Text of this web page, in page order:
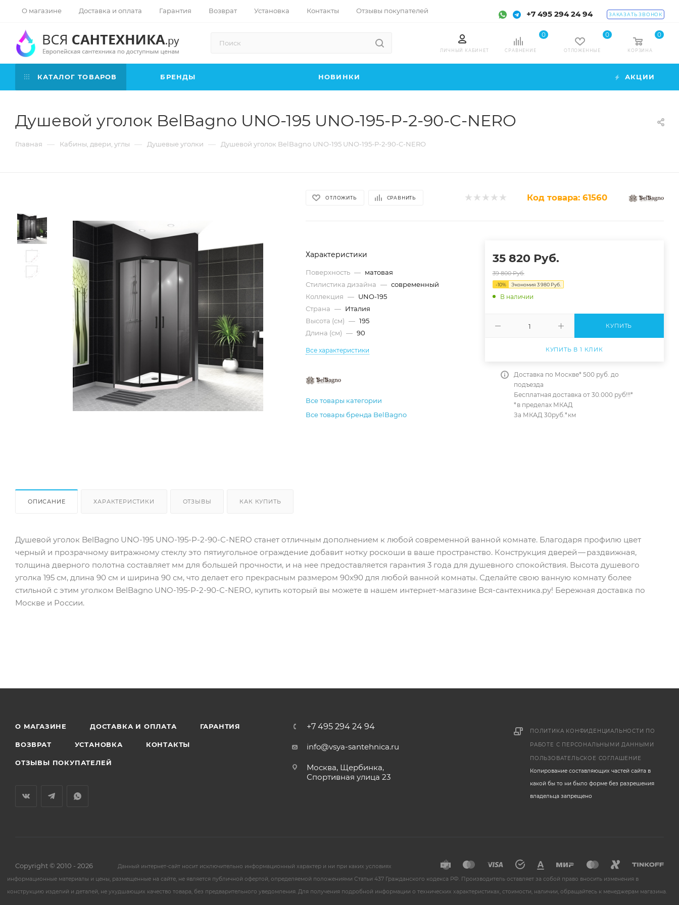
О магазине Доставка и оплата Гарантия Возврат Установка Контакты Отзывы покупателей +7 495 294 24 94 ЗАКАЗАТЬ ЗВОНОК
ЛИЧНЫЙ КАБИНЕТ СРАВНЕНИЕ
0
ОТЛОЖЕННЫЕ
0
КОРЗИНА
0
КАТАЛОГ ТОВАРОВ БРЕНДЫ НОВИНКИ АКЦИИ
Душевой уголок BelBagno UNO-195 UNO-195-P-2-90-C-NERO
Главная — Кабины, двери, углы — Душевые уголки — Душевой уголок BelBagno UNO-195 UNO-195-P-2-90-C-NERO
ОТЛОЖИТЬ СРАВНИТЬ Код товара: 61560
Характеристики
Поверхность — матовая
Стилистика дизайна — современный
Коллекция — UNO-195
Страна — Италия
Высота (см) — 195
Длина (см) — 90
Все характеристики
Все товары категории
Все товары бренда BelBagno
35 820 Руб.
39 800Руб.
-10% Экономия 3 980Руб.
В наличии
КУПИТЬ
КУПИТЬ В 1 КЛИК
Доставка по Москве* 500 руб. до
подъезда
Бесплатная доставка от 30.000 руб!!!*
*в пределах МКАД
За МКАД 30руб.*км
ОПИСАНИЕ ХАРАКТЕРИСТИКИ ОТЗЫВЫ КАК КУПИТЬ
Душевой уголок BelBagno UNO-195 UNO-195-P-2-90-C-NERO станет отличным дополнением к любой современной ванной комнате. Благодаря профилю цвет
черный и прозрачному витражному стеклу это пятиугольное ограждение добавит нотку роскоши в ваше пространство. Конструкция дверей — раздвижная,
толщина дверного полотна составляет мм для большей прочности, и на нее предоставляется гарантия 3 года для душевного спокойствия. Высота душевого
уголка 195 см, длина 90 см и ширина 90 см, что делает его прекрасным размером 90x90 для любой ванной комнаты. Сделайте свою ванную комнату более
стильной с этим уголком BelBagno UNO-195-P-2-90-C-NERO, купить который вы можете в нашем интернет-магазине Вся-сантехника.ру! Бережная доставка по
Москве и России.
О МАГАЗИНЕ ДОСТАВКА И ОПЛАТА ГАРАНТИЯ
ВОЗВРАТ УСТАНОВКА КОНТАКТЫ
ОТЗЫВЫ ПОКУПАТЕЛЕЙ
+7 495 294 24 94
info@vsya-santehnica.ru
Москва, Щербинка,
Спортивная улица 23
ПОЛИТИКА КОНФИДЕНЦИАЛЬНОСТИ ПО
РАБОТЕ С ПЕРСОНАЛЬНЫМИ ДАННЫМИ
ПОЛЬЗОВАТЕЛЬСКОЕ СОГЛАШЕНИЕ
Копирование составляющих частей сайта в
какой бы то ни было форме без разрешения
владельца запрещено
Copyright © 2010 - 2026
Данный интернет-сайт носит исключительно информационный характер и ни при каких условиях
информационные материалы и цены, размещенные на сайте, не является публичной офертой, определяемой положениями Статьи 437 Гражданского кодекса РФ. Производитель оставляет за собой право вносить изменения в
конструкцию изделий и деталей, не ухудшающих качество товара, без предварительного уведомления. Для получения подробной информации о технических характеристиках, стоимости, наличии, обращайтесь к менеджерам магазина.